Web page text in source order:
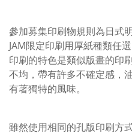
參加募集印刷物規則為日式
JAM限定印刷用厚紙種類任
印刷的特色是類似版畫的印
不均，帶有許多不確定感，
有著獨特的風味。
雖然使用相同的孔版印刷方